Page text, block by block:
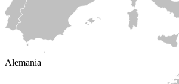
Alemania